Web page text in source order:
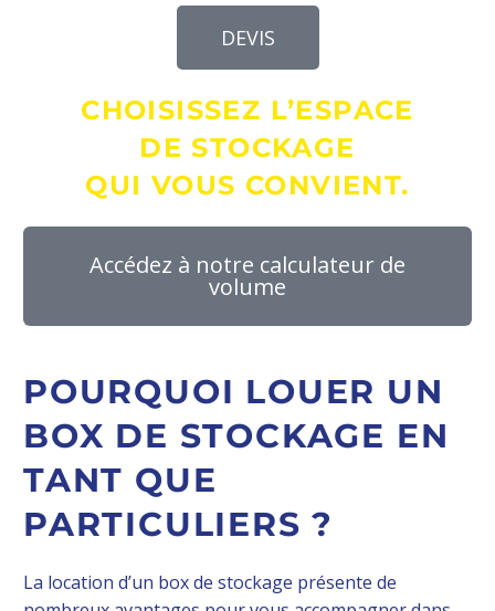
DEVIS
CHOISISSEZ L’ESPACE
DE STOCKAGE
QUI VOUS CONVIENT.
Accédez à notre calculateur de
volume
POURQUOI LOUER UN
BOX DE STOCKAGE EN
TANT QUE
PARTICULIERS ?
La location d’un box de stockage présente de